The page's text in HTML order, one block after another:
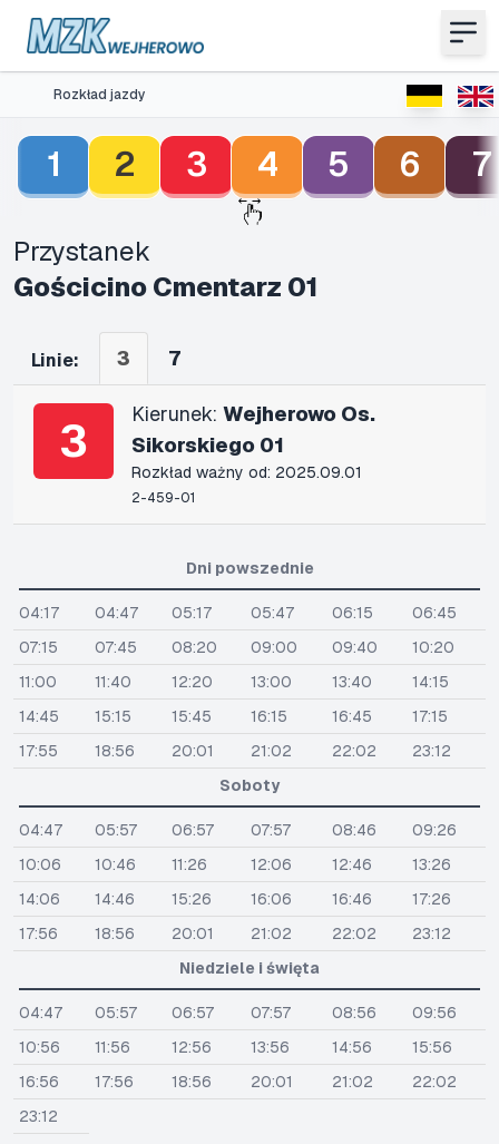
Rozkład jazdy
1 2 3 4 5 6 7
Przystanek
Gościcino Cmentarz 01
Linie: 3 7
3 Kierunek: Wejherowo Os.
Sikorskiego 01
Rozkład ważny od: 2025.09.01
2-459-01
Dni powszednie
04:17 04:47 05:17 05:47 06:15
06:45
07:15
07:45 08:20 09:00 09:40
10:20
11:00
11:40 12:20 13:00 13:40
14:15
14:45
15:15 15:45 16:15 16:45
17:15
17:55
18:56 20:01 21:02 22:02
23:12
Soboty
04:47 05:57 06:57 07:57 08:46
09:26
10:06
10:46 11:26 12:06 12:46
13:26
14:06
14:46 15:26 16:06 16:46
17:26
17:56
18:56 20:01 21:02 22:02
23:12
Niedziele i święta
04:47 05:57 06:57 07:57 08:56
09:56
10:56
11:56 12:56 13:56 14:56
15:56
16:56
17:56 18:56 20:01 21:02
22:02
23:12